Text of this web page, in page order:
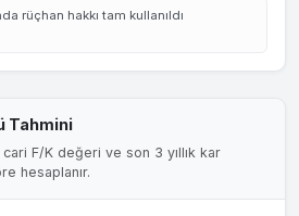
rüçhan hakkı tam kullanıldı
Tahmini
F/K değeri ve son 3 yıllık kar
hesaplanır.